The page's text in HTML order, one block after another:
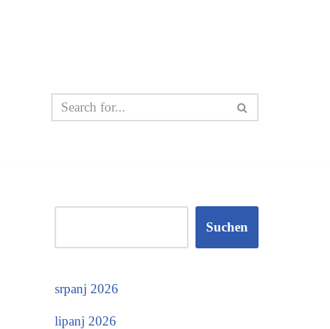
Suchen
srpanj 2026
lipanj 2026